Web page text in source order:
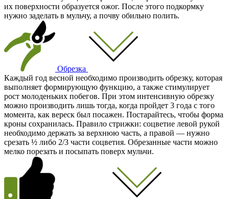
их поверхности образуется ожог. После этого подкормку
нужно заделать в мульчу, а почву обильно полить.
Обрезка
Каждый год весной необходимо производить обрезку, которая
выполняет формирующую функцию, а также стимулирует
рост молоденьких побегов. При этом интенсивную обрезку
можно производить лишь тогда, когда пройдет 3 года с того
момента, как вереск был посажен. Постарайтесь, чтобы форма
кроны сохранилась. Правило стрижки: соцветие левой рукой
необходимо держать за верхнюю часть, а правой — нужно
срезать ½ либо 2/3 части соцветия. Обрезанные части можно
мелко порезать и посыпать поверх мульчи.